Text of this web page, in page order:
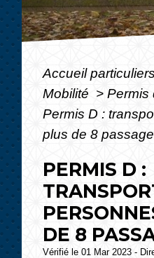
Accueil particuliers
Mobilité > Permis
Permis D :
plus de 8
PERMIS D :
DE 8
Vérifié le 01 Mar 2023 -